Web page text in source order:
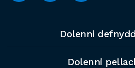
Dolenni
Dolenni